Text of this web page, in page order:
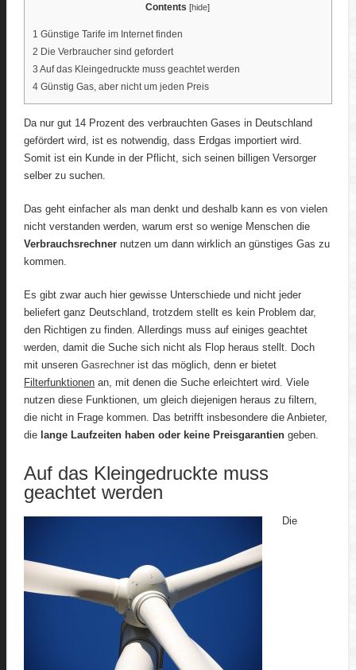
Contents [hide]
1 Günstige Tarife im Internet finden
2 Die Verbraucher sind gefordert
3 Auf das Kleingedruckte muss geachtet werden
4 Günstig Gas, aber nicht um jeden Preis
Da nur gut 14 Prozent des verbrauchten Gases in Deutschland
gefördert wird, ist es notwendig, dass Erdgas importiert wird.
Somit ist ein Kunde in der Pflicht, sich seinen billigen Versorger
selber zu suchen.
Das geht einfacher als man denkt und deshalb kann es von vielen
nicht verstanden werden, warum erst so wenige Menschen die
Verbrauchsrechner nutzen um dann wirklich an günstiges Gas zu
kommen.
Es gibt zwar auch hier gewisse Unterschiede und nicht jeder
beliefert ganz Deutschland, trotzdem stellt es kein Problem dar,
den Richtigen zu finden. Allerdings muss auf einiges geachtet
werden, damit die Suche sich nicht als Flop heraus stellt. Doch
mit unserenGasrechnerist das möglich, denn er bietet
Filterfunktionen an, mit denen die Suche erleichtert wird. Viele
nutzen diese Funktionen, um gleich diejenigen heraus zu filtern,
die nicht in Frage kommen. Das betrifft insbesondere die Anbieter,
die lange Laufzeiten haben oder keine Preisgarantien geben.
Auf das Kleingedruckte muss
geachtet werden
Die